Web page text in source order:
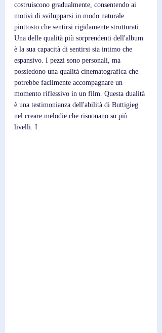
costruiscono gradualmente, consentendo ai
motivi di svilupparsi in modo naturale
piuttosto che sentirsi rigidamente strutturati.
Una delle qualità più sorprendenti dell'album
è la sua capacità di sentirsi sia intimo che
espansivo. I pezzi sono personali, ma
possiedono una qualità cinematografica che
potrebbe facilmente accompagnare un
momento riflessivo in un film. Questa dualità
è una testimonianza dell'abilità di Buttigieg
nel creare melodie che risuonano su più
livelli. I